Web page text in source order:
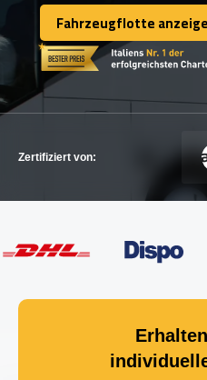
FLOTTE
KONTAKTIEREN SIE UNS
KONTAKTIEREN SIE UNS
Fahrzeugflotte
Fahrzeugflotte
Zertifiziert von: